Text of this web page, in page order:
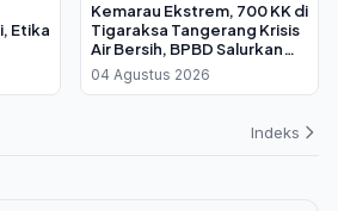
Etika
Kemarau Ekstrem, 700 KK di
Tigaraksa Tangerang Krisis
Air Bersih, BPBD Salurkan
Bantuan
04 Agustus 2026
Indeks